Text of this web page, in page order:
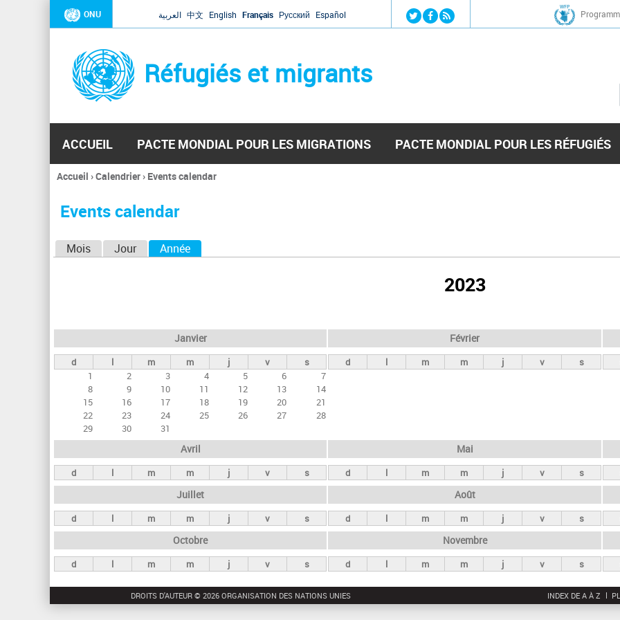
Jump to navigation
ONU العربية 中文 English Français Русский Español
Réfugiés et migrants
ACCUEIL PACTE MONDIAL POUR LES MIGRATIONS PACTE MONDIAL POUR LES RÉFUGIÉS
Vous
ici
Accueil ›Calendrier› Events calendar
Events calendar
e
t
s
n
c
i
p
a
x
Mois Jour Année
2023
Janvier
d l m m j v
s
1
2 3 4 5 6
7
8
9 10 11 12 13
14
15
16 17 18 19 20
21
22
23 24 25 26 27
28
29
30 31
Février
d l m m j v s
Avril
d l m m j v s
Mai
d l m m j v s
Juillet
d l m m j v s
Août
d l m m j v s
Octobre
d l m m j v s
Novembre
d l m m j v s
DROITS D'AUTEUR © 2026 ORGANISATION DES NATIONS UNIES INDEX DE A À Z